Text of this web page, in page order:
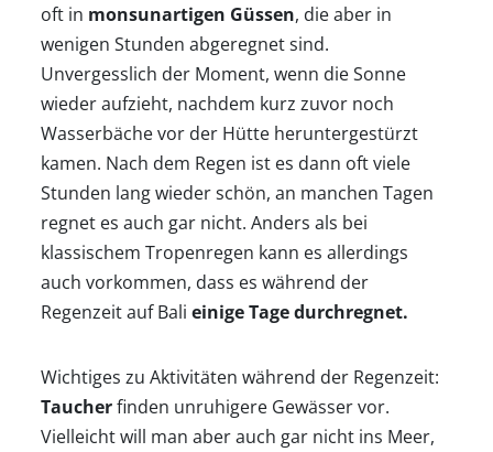
oft in monsunartigen Güssen, die aber in
wenigen Stunden abgeregnet sind.
Unvergesslich der Moment, wenn die Sonne
wieder aufzieht, nachdem kurz zuvor noch
Wasserbäche vor der Hütte heruntergestürzt
kamen. Nach dem Regen ist es dann oft viele
Stunden lang wieder schön, an manchen Tagen
regnet es auch gar nicht. Anders als bei
klassischem Tropenregen kann es allerdings
auch vorkommen, dass es während der
Regenzeit auf Bali einige Tage durchregnet.
Wichtiges zu Aktivitäten während der Regenzeit:
Taucherfinden unruhigere Gewässer vor.
Vielleicht will man aber auch gar nicht ins Meer,